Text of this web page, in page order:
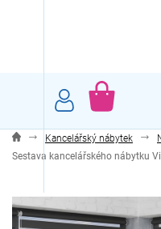
NÁKUPNÍ
Kancelářský nábytek
Sestava kancelářského nábytku